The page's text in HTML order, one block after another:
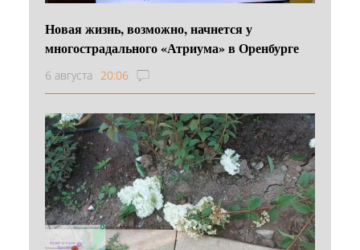
Новая жизнь, возможно, начнется у
многострадального «Атриума» в Оренбурге
6 августа 20:06